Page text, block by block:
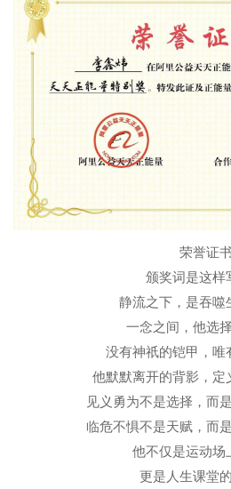
荣誉证书
颁奖词是这
静流之下，是吞噬
一念之间，他选
没有神祇的铠甲，唯
他默默离开的背影，定
见义勇为不是选择，而
临危不惧不是天赋，而
他不仅是运动场
更是人生课堂的